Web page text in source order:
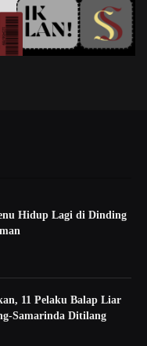
Hidup Lagi di Dinding
11 Pelaku Balap Liar
Samarinda Ditilang